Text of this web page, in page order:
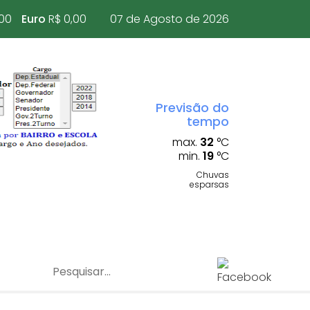
Euro R$ 0,00 07 de Agosto de 2026
Previsão do
tempo
max. 32 °C
min. 19 °C
Chuvas
esparsas